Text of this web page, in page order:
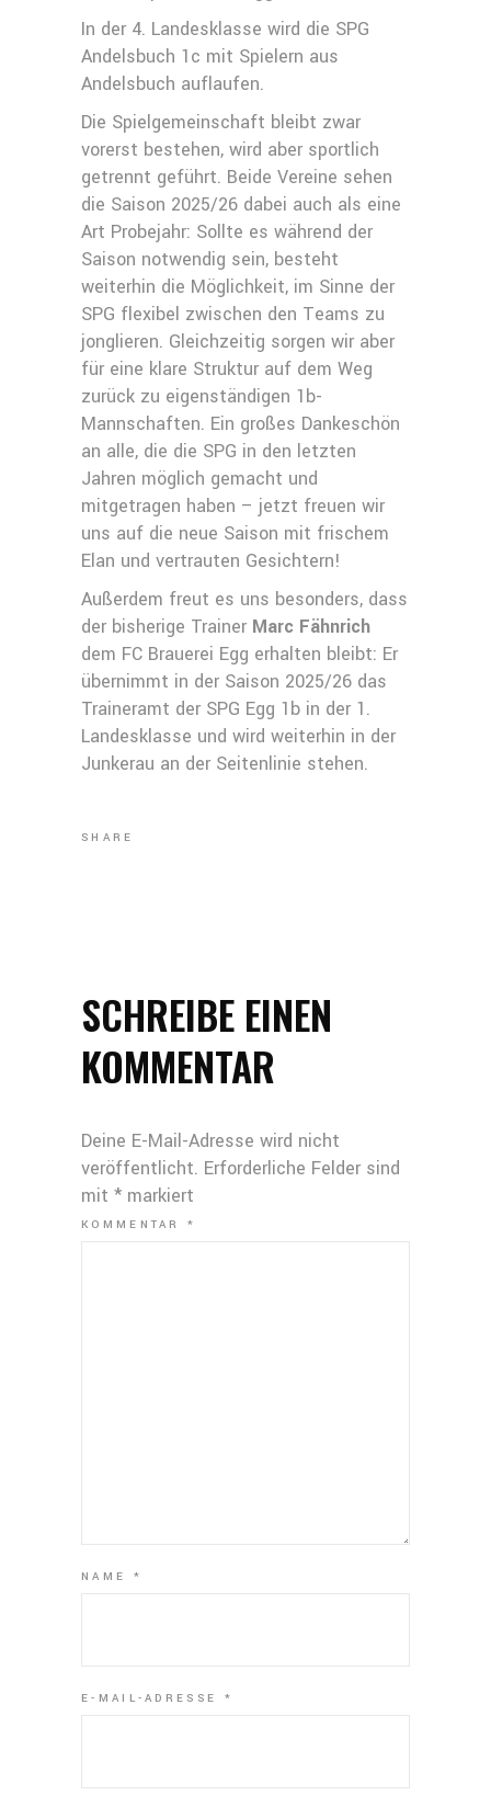
In der 4. Landesklasse wird die SPG
Andelsbuch 1c mit Spielern aus
Andelsbuch auflaufen.
Die Spielgemeinschaft bleibt zwar
vorerst bestehen, wird aber sportlich
getrennt geführt. Beide Vereine sehen
die Saison 2025/26 dabei auch als eine
Art Probejahr: Sollte es während der
Saison notwendig sein, besteht
weiterhin die Möglichkeit, im Sinne der
SPG flexibel zwischen den Teams zu
jonglieren. Gleichzeitig sorgen wir aber
für eine klare Struktur auf dem Weg
zurück zu eigenständigen 1b-
Mannschaften. Ein großes Dankeschön
an alle, die die SPG in den letzten
Jahren möglich gemacht und
mitgetragen haben – jetzt freuen wir
uns auf die neue Saison mit frischem
Elan und vertrauten Gesichtern!
Außerdem freut es uns besonders, dass
der bisherige Trainer Marc Fähnrich
dem FC Brauerei Egg erhalten bleibt: Er
übernimmt in der Saison 2025/26 das
Traineramt der SPG Egg 1b in der 1.
Landesklasse und wird weiterhin in der
Junkerau an der Seitenlinie stehen.
SHARE
SCHREIBE EINEN
KOMMENTAR
Deine E-Mail-Adresse wird nicht
veröffentlicht. Erforderliche Felder sind
mit * markiert
KOMMENTAR*
NAME *
E-MAIL-ADRESSE *